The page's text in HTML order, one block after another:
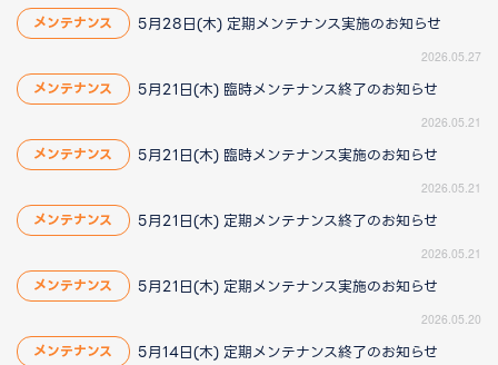
メンテナンス 5月28日(木) 定期メンテナンス実施のお知らせ
2026.05.27
メンテナンス 5月21日(木) 臨時メンテナンス終了のお知らせ
2026.05.21
メンテナンス 5月21日(木) 臨時メンテナンス実施のお知らせ
2026.05.21
メンテナンス 5月21日(木) 定期メンテナンス終了のお知らせ
2026.05.21
メンテナンス 5月21日(木) 定期メンテナンス実施のお知らせ
2026.05.20
メンテナンス 5月14日(木) 定期メンテナンス終了のお知らせ